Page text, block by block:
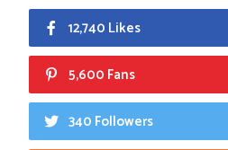
12,740 Likes
5,600 Fans
340 Followers